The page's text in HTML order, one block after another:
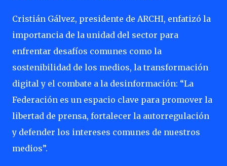
Cristián Gálvez, presidente de ARCHI, enfatizó la
importancia de la unidad del sector para
enfrentar desafíos comunes como la
sostenibilidad de los medios, la transformación
digital y el combate a la desinformación: “La
Federación es un espacio clave para promover la
libertad de prensa, fortalecer la autorregulación
y defender los intereses comunes de nuestros
medios”.